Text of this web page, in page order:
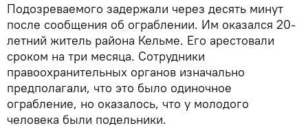
Подозреваемого задержали через десять минут
после сообщения об ограблении. Им оказался 20-
летний житель района Кельме. Его арестовали
сроком на три месяца. Сотрудники
правоохранительных органов изначально
предполагали, что это было одиночное
ограбление, но оказалось, что у молодого
человека были подельники.